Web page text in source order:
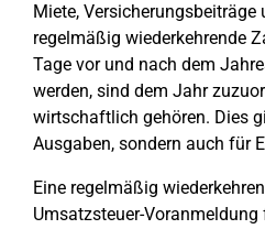
Miete, Versicherungsbeiträge
regelmäßig wiederkehrende
Tage vor und nach dem
werden, sind dem Jahr
wirtschaftlich gehören. Dies
Ausgaben, sondern auch für
Eine regelmäßig
Umsatzsteuer-